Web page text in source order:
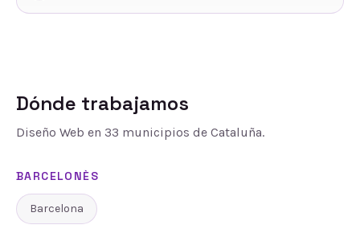
Dónde trabajamos
Diseño Web en 33 municipios de Cataluña.
BARCELONÈS
Barcelona